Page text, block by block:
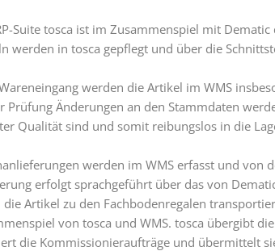
Suite tosca ist im Zusammenspiel mit
werden in tosca gepflegt und über die
werden die Artikel im WMS
Prüfung Änderungen an den Stammdaten
Qualität sind und somit reibungslos in die
werden im WMS erfasst und von
erfolgt sprachgeführt über das von
die Artikel zu den Fachbodenregalen
von tosca und WMS. tosca übergibt
die Kommissionieraufträge und übermittelt